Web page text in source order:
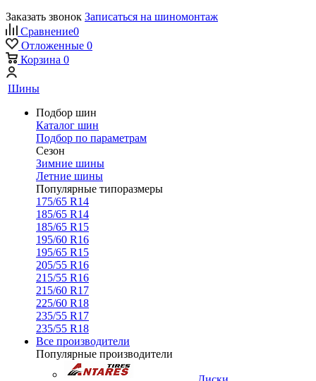
Заказать звонок Записаться на шиномонтаж
Сравнение0
Отложенные 0
Корзина 0
Шины
Подбор шин
Каталог шин
Подбор по параметрам
Сезон
Зимние шины
Летние шины
Популярные типоразмеры
175/65 R14
185/65 R14
185/65 R15
195/60 R16
195/65 R15
205/55 R16
215/55 R16
215/60 R17
225/60 R18
235/55 R17
235/55 R18
Все производители
Популярные производители